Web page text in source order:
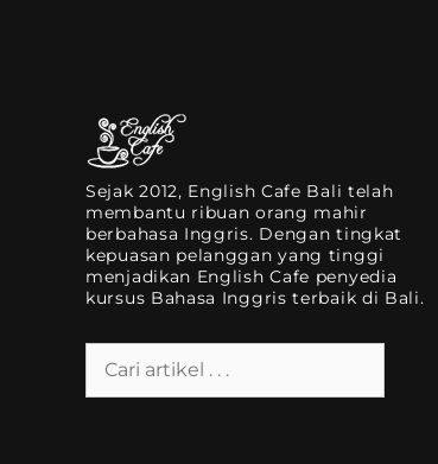
Sejak 2012, English Cafe Bali telah
membantu ribuan orang mahir
berbahasa Inggris. Dengan tingkat
kepuasan pelanggan yang tinggi
menjadikan English Cafe penyedia
kursus Bahasa Inggris terbaik di Bali.